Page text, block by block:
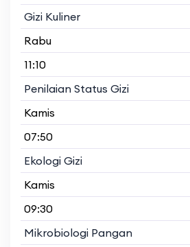
Gizi Kuliner
Rabu
11:10
Penilaian Status Gizi
Kamis
07:50
Ekologi Gizi
Kamis
09:30
Mikrobiologi Pangan